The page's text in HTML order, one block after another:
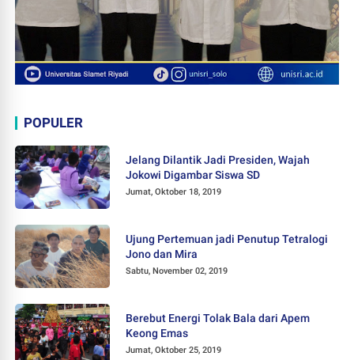
POPULER
Jelang Dilantik Jadi Presiden, Wajah
Jokowi Digambar Siswa SD
Jumat, Oktober 18, 2019
Ujung Pertemuan jadi Penutup Tetralogi
Jono dan Mira
Sabtu, November 02, 2019
Berebut Energi Tolak Bala dari Apem
Keong Emas
Jumat, Oktober 25, 2019